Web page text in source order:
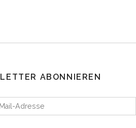
ABONNIEREN
Adresse